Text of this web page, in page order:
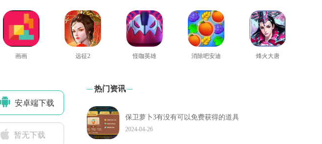
画画 远征2 怪咖英雄 消除吧安迪 烽火大唐
安卓端下载
暂无下载
热门资讯
保卫萝卜3有没有可以免费获得的道具
2024-04-26